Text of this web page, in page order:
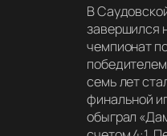
В
завершился
чемпионат
семь лет
финальной
обыграл